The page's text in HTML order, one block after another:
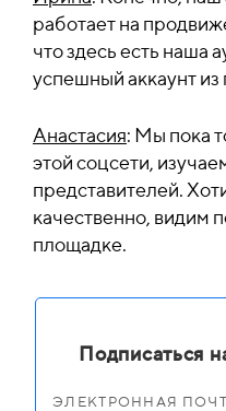
работает на
что здесь есть наша
успешный аккаунт из
Анастасия: Мы пока
этой соцсети,
представителей.
качественно, видим
площадке.
Подписаться
ЭЛЕКТРОННАЯ